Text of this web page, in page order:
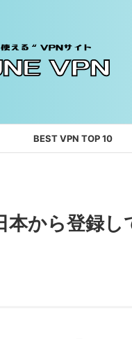
BEST VPN TOP 10
から登録し